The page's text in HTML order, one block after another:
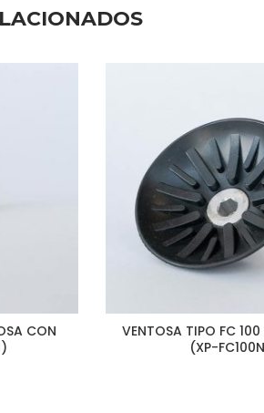
CON
VENTOSA TIPO FC
(XP-